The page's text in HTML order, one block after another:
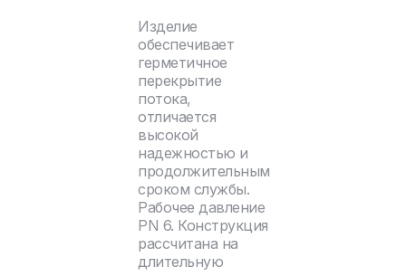
Изделие
обеспечивает
герметичное
перекрытие
потока,
отличается
высокой
надежностью и
продолжительным
сроком службы.
Рабочее давление
PN 6. Конструкция
рассчитана на
длительную